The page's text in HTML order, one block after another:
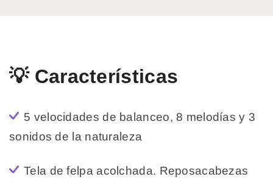
💡 Características
5 velocidades de balanceo, 8 melodías y 3
sonidos de la naturaleza
Tela de felpa acolchada. Reposacabezas